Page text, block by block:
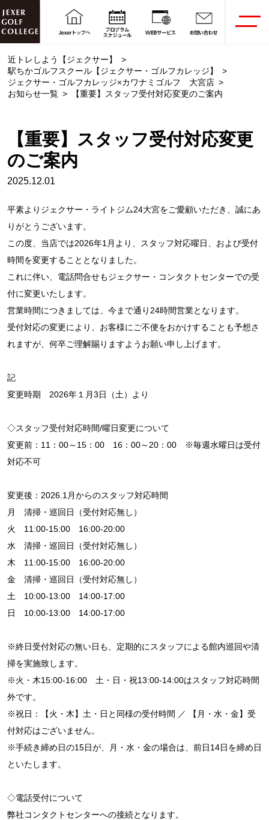
近トレしよう【ジェクサー】
駅ちかゴルフスクール【ジェクサー・ゴルフカレッジ】
ジェクサー・ゴルフカレッジ×カワナミゴルフ 大宮店
お知らせ一覧
【重要】スタッフ受付対応変更のご案内
【重要】スタッフ受付対応変更
のご案内
2025.12.01
平素よりジェクサー・ライトジム24大宮をご愛顧いただき、誠にあ
りがとうございます。
この度、当店では2026年1月より、スタッフ対応曜日、および受付
時間を変更することとなりました。
これに伴い、電話問合せもジェクサー・コンタクトセンターでの受
付に変更いたします。
営業時間につきましては、今まで通り24時間営業となります。
受付対応の変更により、お客様にご不便をおかけすることも予想さ
れますが、何卒ご理解賜りますようお願い申し上げます。
記
変更時期 2026年１月3日（土）より
◇スタッフ受付対応時間/曜日変更について
変更前：11：00～15：00 16：00～20：00 ※毎週水曜日は受付
対応不可
変更後：2026.1月からのスタッフ対応時間
月 清掃・巡回日（受付対応無し）
火 11:00-15:00 16:00-20:00
水 清掃・巡回日（受付対応無し）
木 11:00-15:00 16:00-20:00
金 清掃・巡回日（受付対応無し）
土 10:00-13:00 14:00-17:00
日 10:00-13:00 14:00-17:00
※終日受付対応の無い日も、定期的にスタッフによる館内巡回や清
掃を実施致します。
※火・木15:00-16:00 土・日・祝13:00-14:00はスタッフ対応時間
外です。
※祝日：【火・木】土・日と同様の受付時間 ／ 【月・水・金】受
付対応はございません。
※手続き締め日の15日が、月・水・金の場合は、前日14日を締め日
といたします。
◇電話受付について
弊社コンタクトセンターへの接続となります。